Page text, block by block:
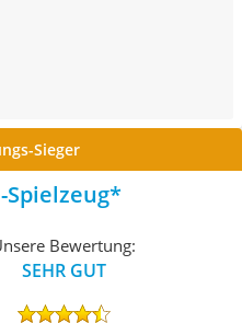
Sieger
Spielzeug
Bewertung:
SEHR GUT